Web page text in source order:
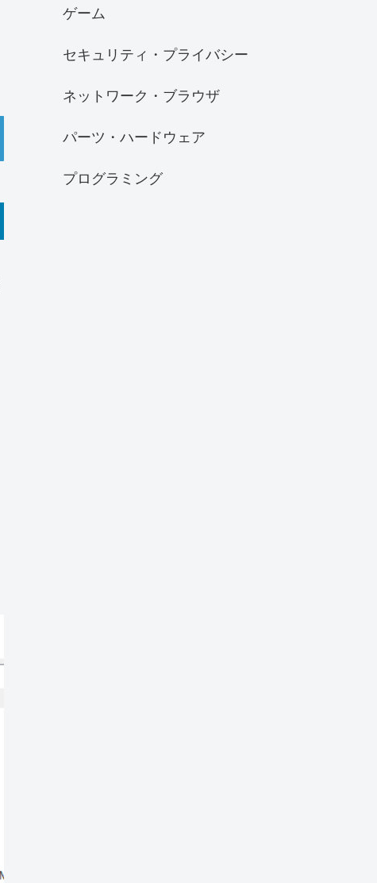
ゲーム
セキュリティ・プライバシー
ネットワーク・ブラウザ
パーツ・ハードウェア
プログラミング